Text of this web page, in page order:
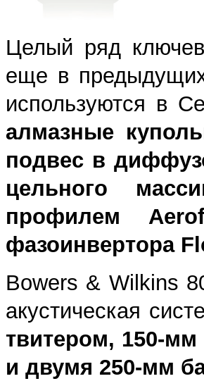
Целый ряд
еще в
используются в
алмазные
подвес в
цельного
профилем
фазоинвертора
Bowers & Wilkins
акустическая
твитером, 150-
и двумя 250-мм